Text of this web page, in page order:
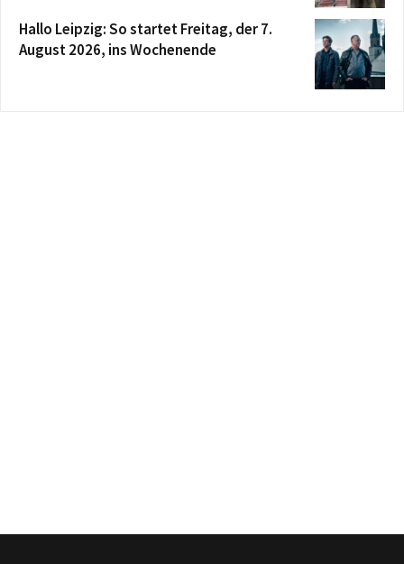
Hallo Leipzig: So startet Freitag, der 7.
August 2026, ins Wochenende